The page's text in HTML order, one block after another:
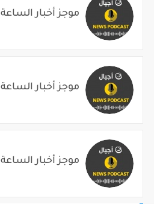
موجز أخبار الساعة 1م 2026/08/08
موجز أخبار الساعة 12م 2026/08/08
موجز أخبار الساعة 11ص 2026/08/08